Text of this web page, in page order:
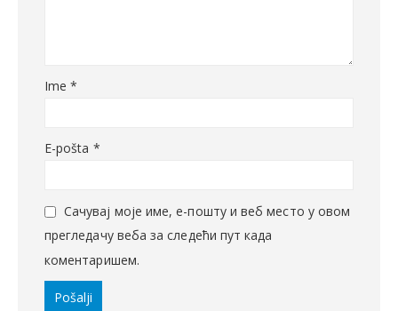
Ime*
E-pošta *
Сачувај моје име, е-пошту и веб место у овом
прегледачу веба за следећи пут када
коментаришем.